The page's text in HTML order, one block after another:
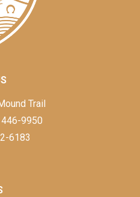
Trail
446-9950
6183